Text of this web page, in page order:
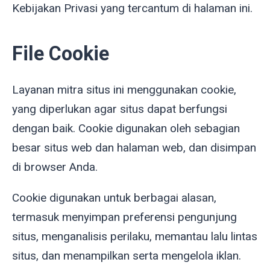
Kebijakan Privasi yang tercantum di halaman ini.
File Cookie
Layanan mitra situs ini menggunakan cookie,
yang diperlukan agar situs dapat berfungsi
dengan baik. Cookie digunakan oleh sebagian
besar situs web dan halaman web, dan disimpan
di browser Anda.
Cookie digunakan untuk berbagai alasan,
termasuk menyimpan preferensi pengunjung
situs, menganalisis perilaku, memantau lalu lintas
situs, dan menampilkan serta mengelola iklan.